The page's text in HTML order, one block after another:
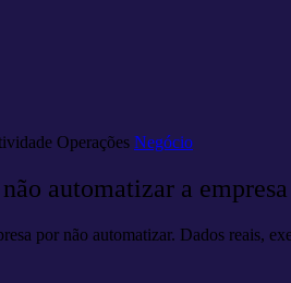
Operações Negócio
automatizar a empresa
por não automatizar. Dados reais,